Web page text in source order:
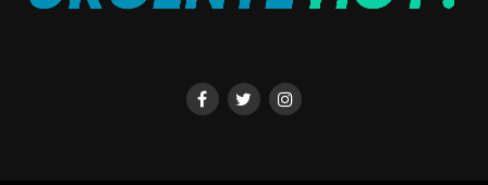
legalmente de nuevo. ¡Qué historia Adriana! Se quieren,
se necesitan, ¡qué bueno!”, explicó Guido Kaczka.